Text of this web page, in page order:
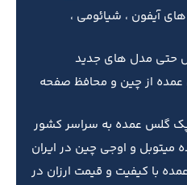
آیفون ، شیائومی ،
از چین و محافظ صفحه
گلس عمده به سراسر کشور
میتوبل و اوجی چین در ایران
با کیفیت و قیمت ارزان در